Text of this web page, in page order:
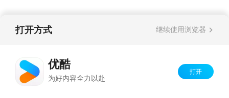
打开方式 继续使用浏览器
优酷
为好内容全力以赴
打开